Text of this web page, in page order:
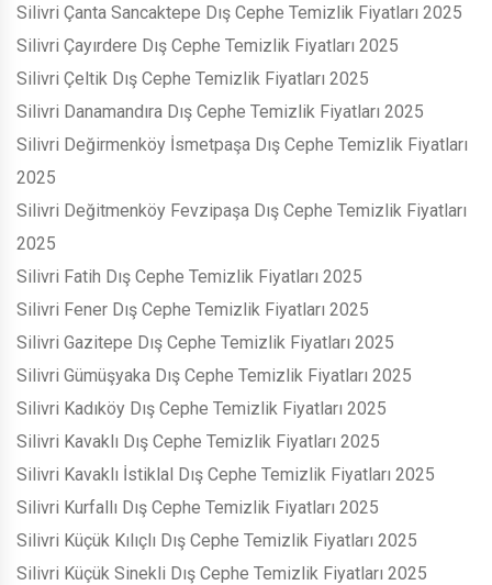
Silivri Çanta Sancaktepe Dış Cephe Temizlik Fiyatları 2025
Silivri Çayırdere Dış Cephe Temizlik Fiyatları 2025
Silivri Çeltik Dış Cephe Temizlik Fiyatları 2025
Silivri Danamandıra Dış Cephe Temizlik Fiyatları 2025
Silivri Değirmenköy İsmetpaşa Dış Cephe Temizlik Fiyatları
2025
Silivri Değitmenköy Fevzipaşa Dış Cephe Temizlik Fiyatları
2025
Silivri Fatih Dış Cephe Temizlik Fiyatları 2025
Silivri Fener Dış Cephe Temizlik Fiyatları 2025
Silivri Gazitepe Dış Cephe Temizlik Fiyatları 2025
Silivri Gümüşyaka Dış Cephe Temizlik Fiyatları 2025
Silivri Kadıköy Dış Cephe Temizlik Fiyatları 2025
Silivri Kavaklı Dış Cephe Temizlik Fiyatları 2025
Silivri Kavaklı İstiklal Dış Cephe Temizlik Fiyatları 2025
Silivri Kurfallı Dış Cephe Temizlik Fiyatları 2025
Silivri Küçük Kılıçlı Dış Cephe Temizlik Fiyatları 2025
Silivri Küçük Sinekli Dış Cephe Temizlik Fiyatları 2025